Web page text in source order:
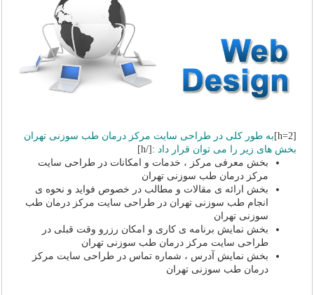
[h=2]
به طور کلی در طراحی سایت مرکز درمان طب سوزنی تهران
بخش های زیر را می توان قرار داد :[/h]
بخش معرفی مرکز ، خدمات و امکانات در طراحی سایت
مرکز درمان طب سوزنی تهران
بخش ارائه ی مقالات و مطالب در خصوص فواید و نحوه ی
انجام طب سوزنی تهران در طراحی سایت مرکز درمان طب
سوزنی تهران
بخش نمایش برنامه ی کاری و امکان رزرو وقت قبلی در
طراحی سایت مرکز درمان طب سوزنی تهران
بخش نمایش آدرس ، شماره تماس در طراحی سایت مرکز
درمان طب سوزنی تهران